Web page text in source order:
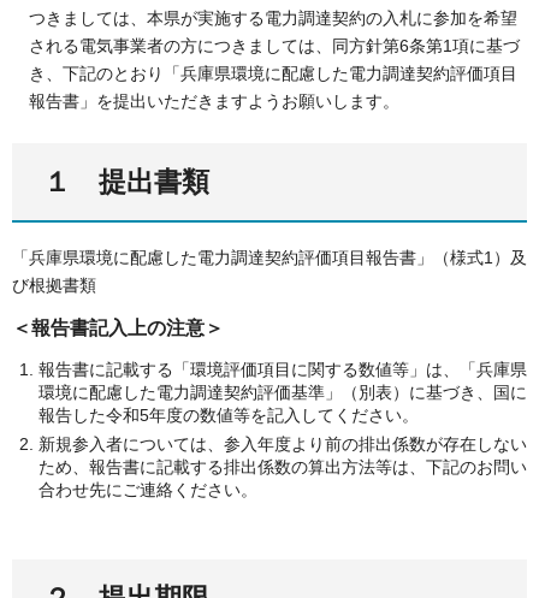
つきましては、本県が実施する電力調達契約の入札に参加を希望
される電気事業者の方につきましては、同方針第6条第1項に基づ
き、下記のとおり「兵庫県環境に配慮した電力調達契約評価項目
報告書」を提出いただきますようお願いします。
１ 提出書類
「兵庫県環境に配慮した電力調達契約評価項目報告書」（様式1）及
び根拠書類
＜報告書記入上の注意＞
報告書に記載する「環境評価項目に関する数値等」は、「兵庫県
環境に配慮した電力調達契約評価基準」（別表）に基づき、国に
報告した令和5年度の数値等を記入してください。
新規参入者については、参入年度より前の排出係数が存在しない
ため、報告書に記載する排出係数の算出方法等は、下記のお問い
合わせ先にご連絡ください。